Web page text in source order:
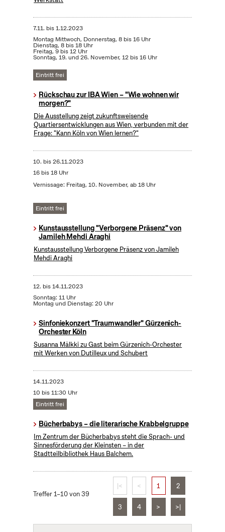
7.11. bis1.12.2023
Montag Mittwoch, Donnerstag, 8 bis 16 Uhr
Dienstag, 8 bis 18 Uhr
Freitag, 9 bis 12 Uhr
Sonntag, 19. und 26. November, 12 bis 16 Uhr
Eintritt frei
Rückschau zur IBA Wien – "Wie wohnen wir
morgen?"
Die Ausstellung zeigt zukunftsweisende
Quartiersentwicklungen aus Wien, verbunden mit der
Frage: "Kann Köln von Wien lernen?"
10. bis26.11.2023
16 bis 18 Uhr
Vernissage: Freitag, 10. November, ab 18 Uhr
Eintritt frei
Kunstausstellung "Verborgene Präsenz" von
Jamileh Mehdi Araghi
Kunstausstellung Verborgene Präsenz von Jamileh
Mehdi Araghi
12. bis14.11.2023
Sonntag: 11 Uhr
Montag und Dienstag: 20 Uhr
Sinfoniekonzert "Traumwandler" Gürzenich-
Orchester Köln
Susanna Mälkki zu Gast beim Gürzenich-Orchester
mit Werken von Dutilleux und Schubert
14.11.2023
10 bis 11:30 Uhr
Eintritt frei
Bücherbabys – die literarische Krabbelgruppe
Im Zentrum der Bücherbabys steht die Sprach- und
Sinnesförderung der Kleinsten – in der
Stadtteilbibliothek Haus Balchem.
Treffer 1–10 von 39
|< < 1 2
3 4 > >|